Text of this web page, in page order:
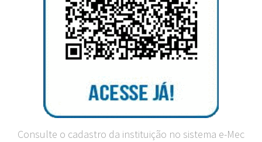
Consulte o cadastro da instituição no sistema e-Mec